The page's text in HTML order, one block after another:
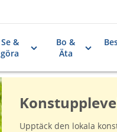
Se &
göra
Bo &
Äta
Upptäck den lokala